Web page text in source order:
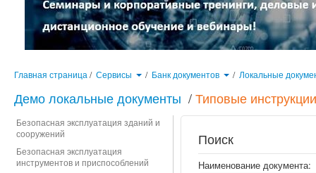
Главная страница / Сервисы / Банк документов / Локальные
Демо локальные документы /Типовые
Безопасная эксплуатация зданий и
сооружений
Безопасная эксплуатация
инструментов и приспособлений
Поиск
Наименование документа: